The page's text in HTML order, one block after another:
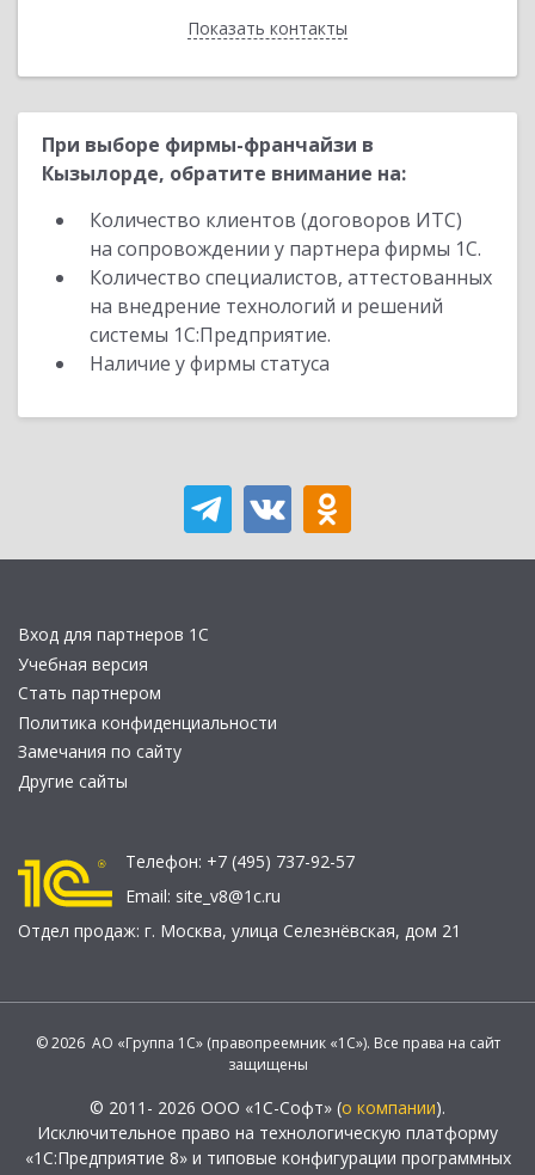
Показать контакты
Назад
При выборе фирмы-франчайзи в
Кызылорде, обратите внимание на:
Количество клиентов (договоров ИТС)
на сопровождении у партнера фирмы 1С.
Количество специалистов, аттестованных
на внедрение технологий и решений
системы 1С:Предприятие.
Наличие у фирмы статуса
Вход для партнеров 1С
Учебная версия
Стать партнером
Политика конфиденциальности
Замечания по сайту
Другие сайты
Телефон: +7 (495) 737-92-57
Email: site_v8@1c.ru
Отдел продаж: г. Москва, улица Селезнёвская, дом 21
© 2026 АО «Группа 1С» (правопреемник «1С»). Все права на сайт
защищены
© 2011- 2026 ООО «1С-Софт» (о компании).
Исключительное право на технологическую платформу
«1С:Предприятие 8» и типовые конфигурации программных